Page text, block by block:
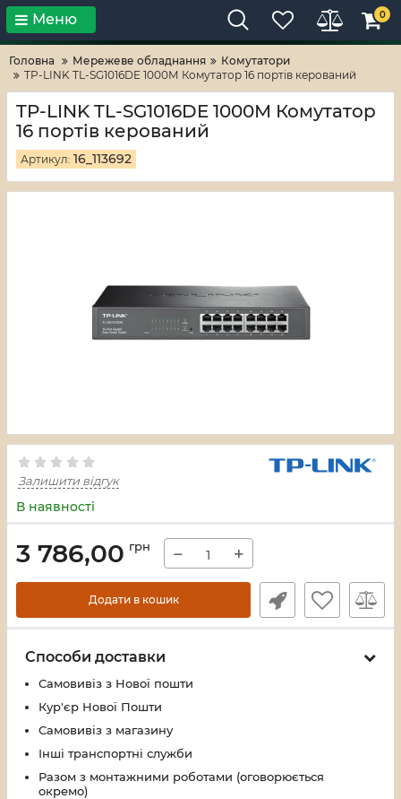
Тільки високі технології! RV-ZAFT
Меню 0
Головна Мережеве обладнання
Комутатори
TP-LINK TL-SG1016DE 1000М Комутатор 16 портів керований
TP-LINK TL-SG1016DE 1000М Комутатор
16 портів керований
Артикул: 16_113692
Залишити відгук
В наявності
3 786,00 грн − +
Додати в кошик
Способи доставки
Самовивіз з Нової пошти
Кур'єр Нової Пошти
Самовивіз з магазину
Інші транспортні служби
Разом з монтажними роботами (оговорюється
окремо)